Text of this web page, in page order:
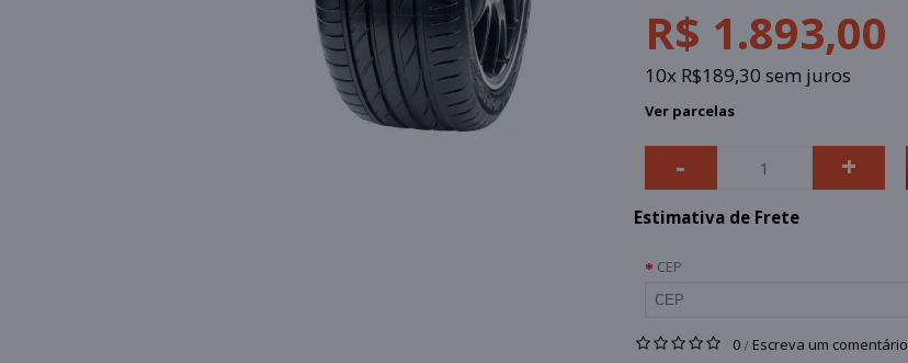
R$ 1.893,00
10x R$189,30 sem juros
Ver parcelas
- +
Estimativa de Frete
CEP
0/ Escreva um comentário